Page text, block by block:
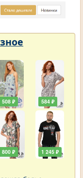
508 ₽
800 ₽
584 ₽
1 245 ₽